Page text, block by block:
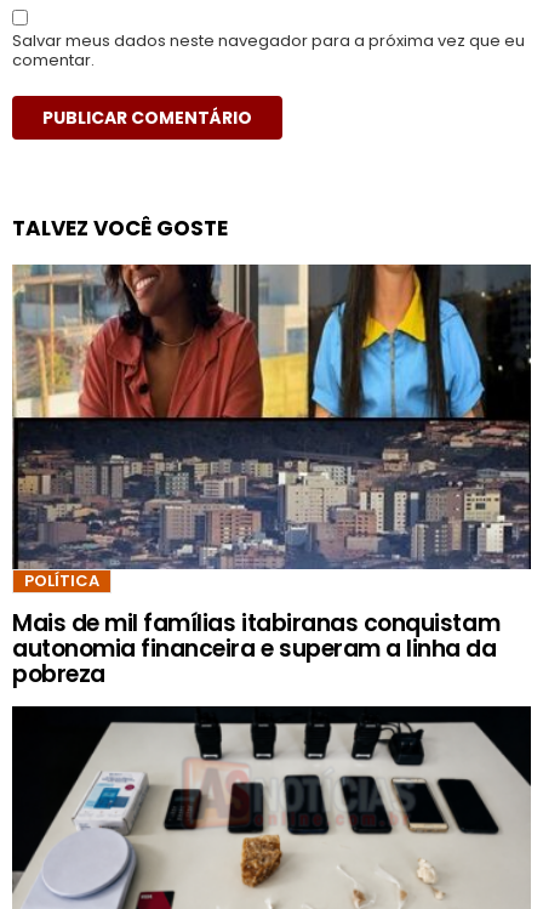
Salvar meus dados neste navegador para a próxima vez que eu
comentar.
TALVEZ VOCÊ GOSTE
POLÍTICA
Mais de mil famílias itabiranas conquistam
autonomia financeira e superam a linha da
pobreza